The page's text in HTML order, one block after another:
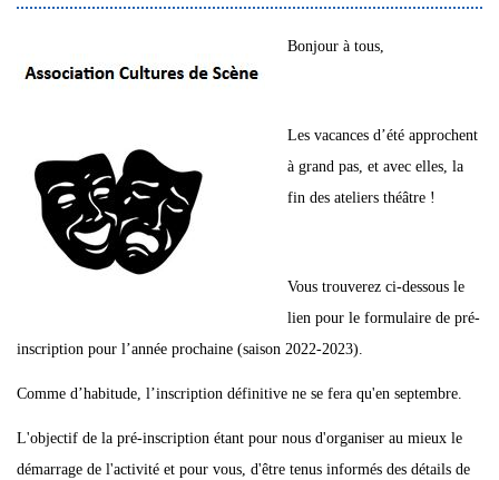
Bonjour à tous,
Les vacances d’été approchent
à grand pas, et avec elles, la
fin des ateliers théâtre !
Vous trouverez ci-dessous le
lien pour le formulaire de pré-
inscription pour l’année prochaine (saison 2022-2023).
Comme d’habitude, l’inscription définitive ne se fera qu'en septembre.
L'objectif de la pré-inscription étant pour nous d'organiser au mieux le
démarrage de l'activité et pour vous, d'être tenus informés des détails de